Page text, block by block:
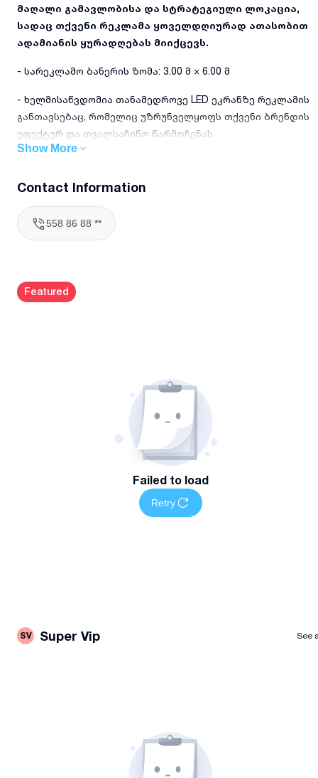
მაღალი გამავლობისა და სტრატეგიული ლოკაცია,
სადაც თქვენი რეკლამა ყოველდღიურად ათასობით
ადამიანის ყურადღებას მიიქცევს.
- სარეკლამო ბანერის ზომა: 3.00 მ × 6.00 მ
- ხელმისაწვდომია თანამედროვე LED ეკრანზე რეკლამის
განთავსებაც, რომელიც უზრუნველყოფს თქვენი ბრენდის
ეფექტურ და თვალსაჩინო წარმოჩენას.
დამატებითი ინფორმაციისა და დაჯავშნისთვის
დაგვიკავშირდით
Show More
Contact Information
558 86 88 **
Featured
Failed to load
Retry
SV Super Vip See